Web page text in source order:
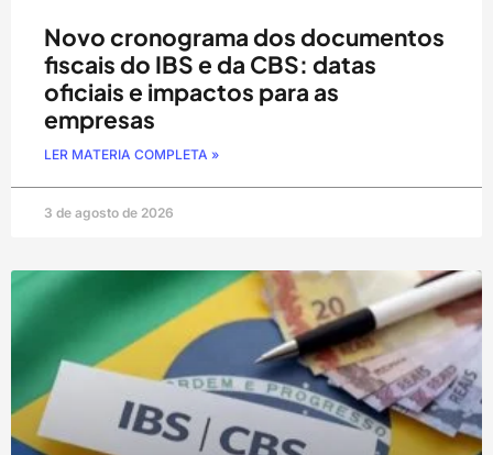
Novo cronograma dos documentos
fiscais do IBS e da CBS: datas
oficiais e impactos para as
empresas
LER MATERIA COMPLETA »
3 de agosto de 2026